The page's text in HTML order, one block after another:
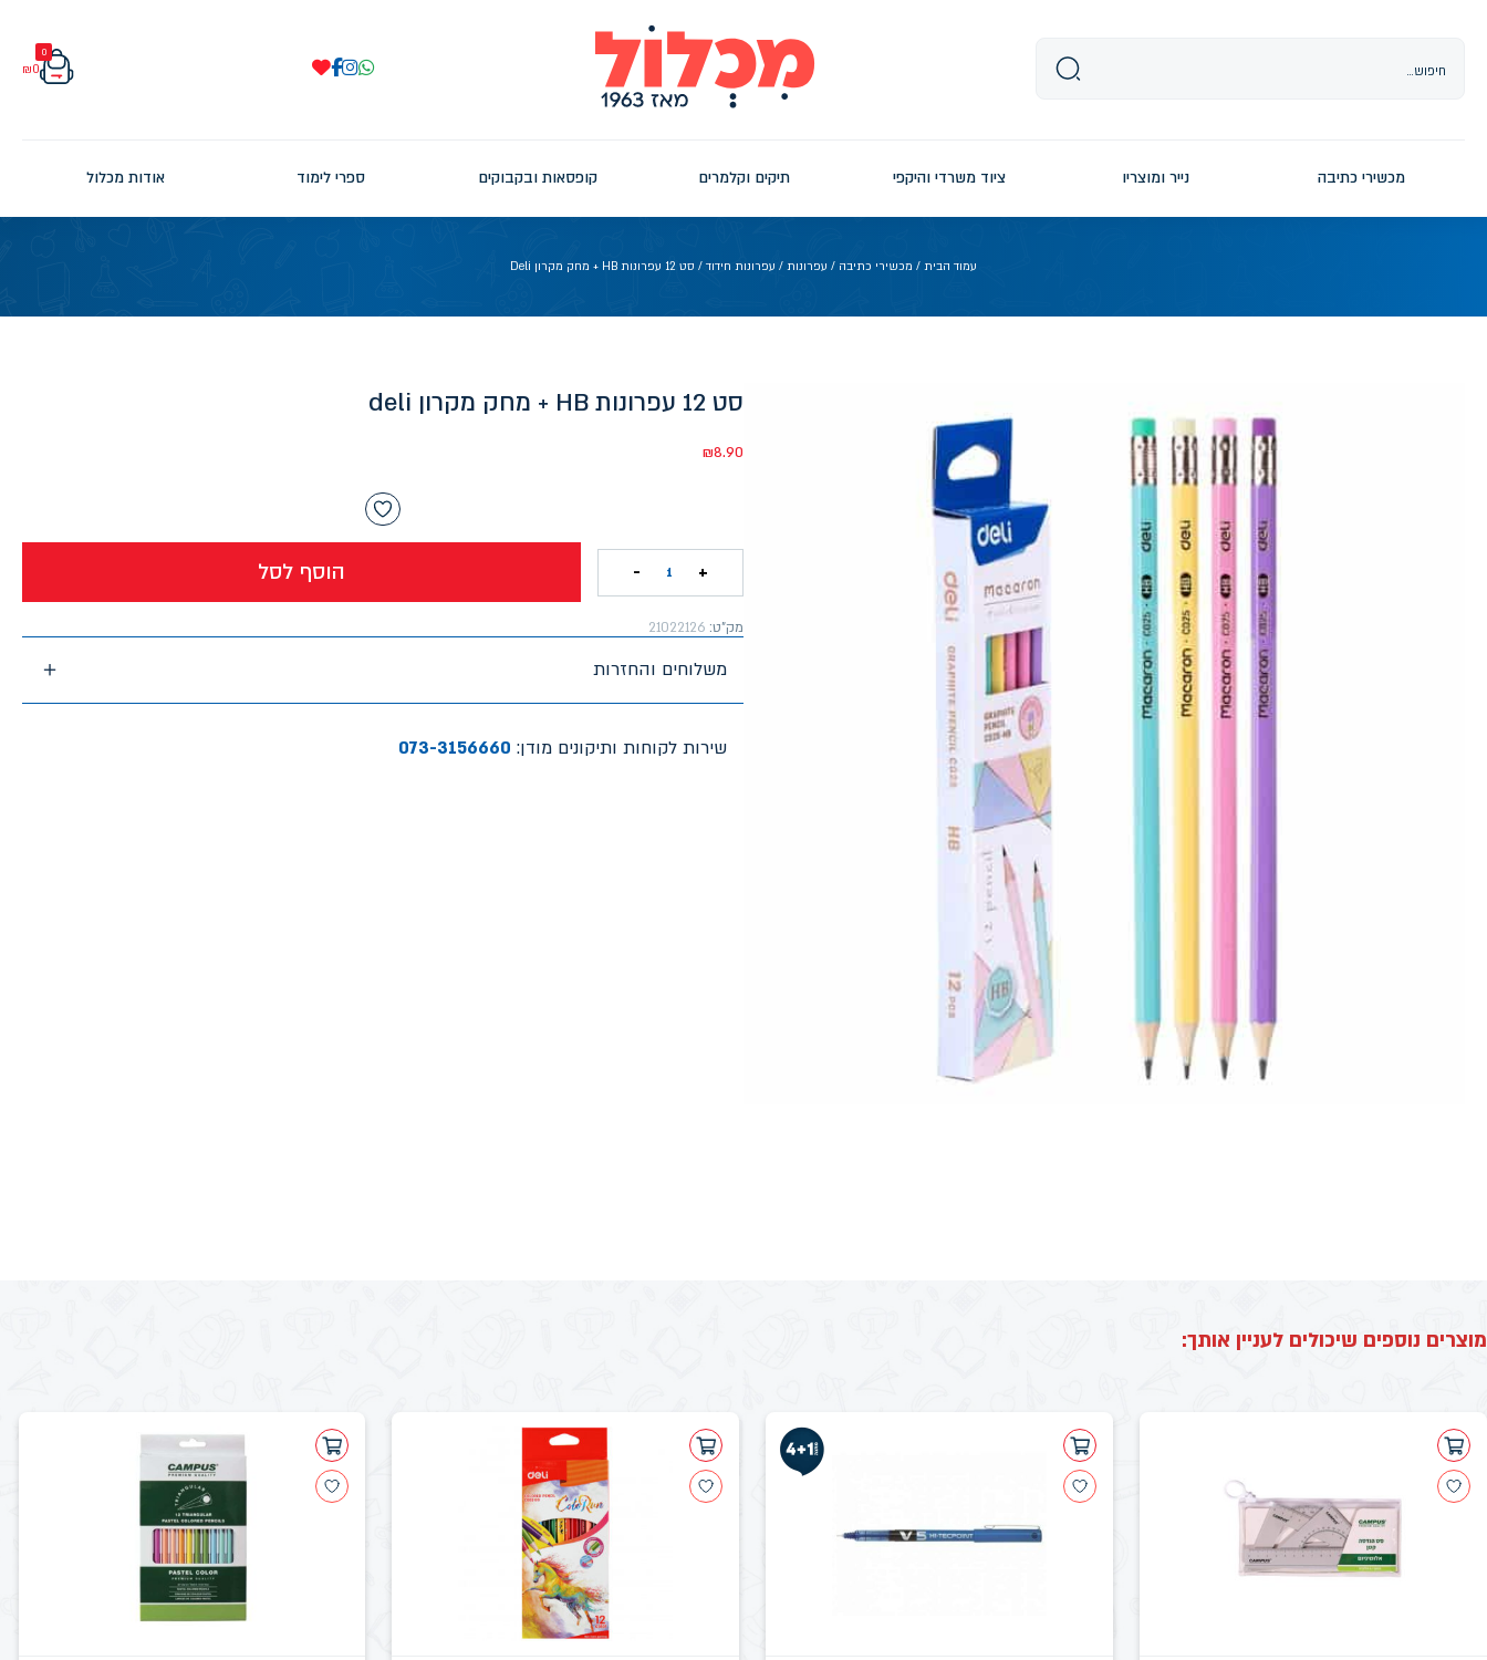
0
₪0
מכשירי כתיבה נייר ומוצריו ציוד משרדי והיקפי תיקים וקלמרים קופסאות ובקבוקים ספרי לימוד אודות מכלול
עמוד הבית / מכשירי כתיבה / עפרונות / עפרונות חידוד / סט 12 עפרונות HB + מחק מקרון Deli
סט 12 עפרונות HB + מחק מקרון deli
₪8.90
הוסף לסל +
1
-
מק"ט: 21022126
משלוחים והחזרות
שירות לקוחות ותיקונים מודן: 073-3156660
מוצרים נוספים שיכולים לעניין אותך: